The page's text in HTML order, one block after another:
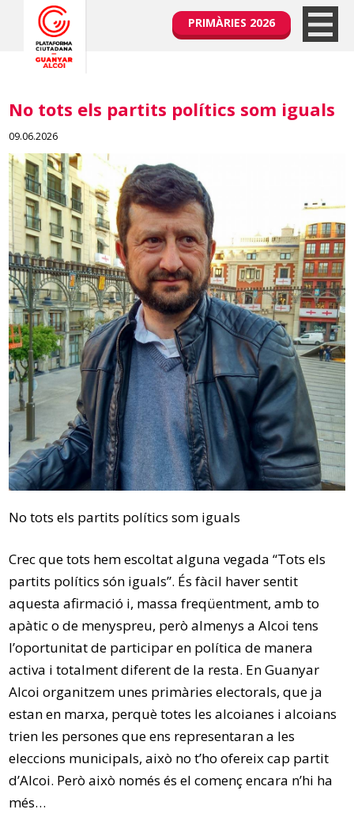
PRIMÀRIES 2026
No tots els partits polítics som iguals
09.06.2026
No tots els partits polítics som iguals
Crec que tots hem escoltat alguna vegada “Tots els
partits polítics són iguals”. És fàcil haver sentit
aquesta afirmació i, massa freqüentment, amb to
apàtic o de menyspreu, però almenys a Alcoi tens
l’oportunitat de participar en política de manera
activa i totalment diferent de la resta. En Guanyar
Alcoi organitzem unes primàries electorals, que ja
estan en marxa, perquè totes les alcoianes i alcoians
trien les persones que ens representaran a les
eleccions municipals, això no t’ho ofereix cap partit
d’Alcoi. Però això només és el començ encara n’hi ha
més…